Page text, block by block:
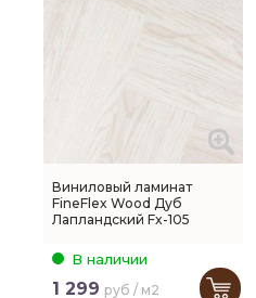
Виниловый ламинат
FineFlex Wood Дуб
Лапландский Fx-105
В наличии
1 299 руб / м2